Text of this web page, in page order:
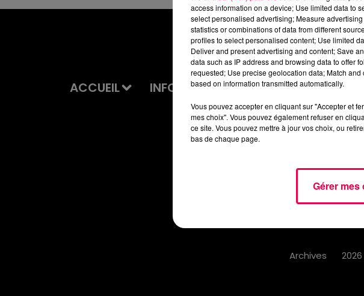
ACCUEIL INFOS EMISSIONS AGENDA
Archives 2026
access information on a device; Use limited data to
select personalised advertising; Measure
statistics or combinations of data from different
profiles to select personalised content; Use limited
Deliver and present advertising and content; Save
data such as IP address and browsing data to offer
requested; Use precise geolocation data; Match
based on information transmitted automatically.
Vous pouvez accepter en cliquant sur "Accepter et
mes choix". Vous pouvez également refuser en
ce site. Vous pouvez mettre à jour vos choix, ou
bas de chaque page.
Gérer mes